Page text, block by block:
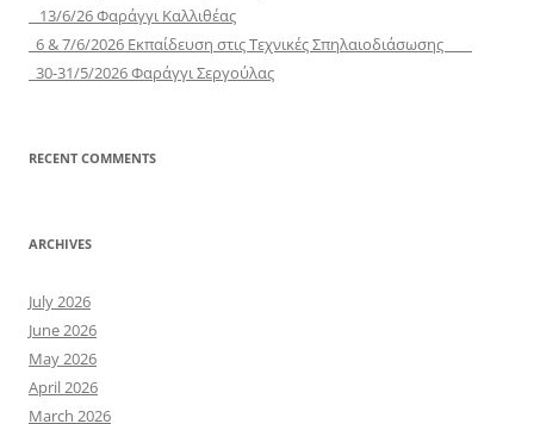
13/6/26 Φαράγγι Καλλιθέας
6 & 7/6/2026 Εκπαίδευση στις Τεχνικές Σπηλαιοδιάσωσης
30-31/5/2026 Φαράγγι Σεργούλας
RECENT COMMENTS
ARCHIVES
July 2026
June 2026
May 2026
April 2026
March 2026